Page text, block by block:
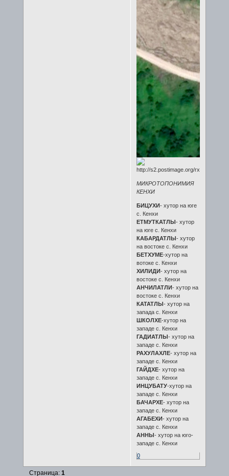
МИКРОТОПОНИМИЯ
КЕНХИ
БИЦУХИ- хутор на юге
с. Кенхи
ЕТМУТКАТЛЫ- хутор
на юге с. Кенхи
КАБАРДАТЛЫ- хутор
на востоке с. Кенхи
БЕТХУМЕ-хутор на
вотоке с. Кенхи
ХИЛИДИ- хутор на
востоке с. Кенхи
АНЧИЛАТЛИ- хутор на
востоке с. Кенхи
КАТАТЛЫ- хутор на
запада с. Кенхи
ШКОЛХЕ-хутор на
западе с. Кенхи
ГАДИАТЛЫ- хутор на
западе с. Кенхи
РАХУЛАХЛЕ- хутор на
западе с. Кенхи
ГАЙДХЕ- хутор на
западе с. Кенхи
ИНЦУБАТУ-хутор на
западе с. Кенхи
БАЧАРХЕ- хутор на
западе с. Кенхи
АГАБЕХИ- хутор на
западе с. Кенхи
АННЫ- хутор на юго-
западе с. Кенхи
0
Страница: 1